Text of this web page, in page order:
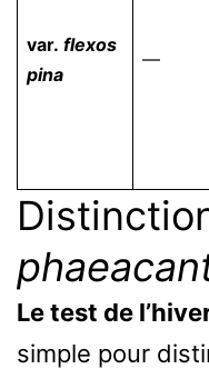
var. flexos
pina
—
Le test de
simple pour